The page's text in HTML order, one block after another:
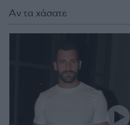
Αν τα χάσατε